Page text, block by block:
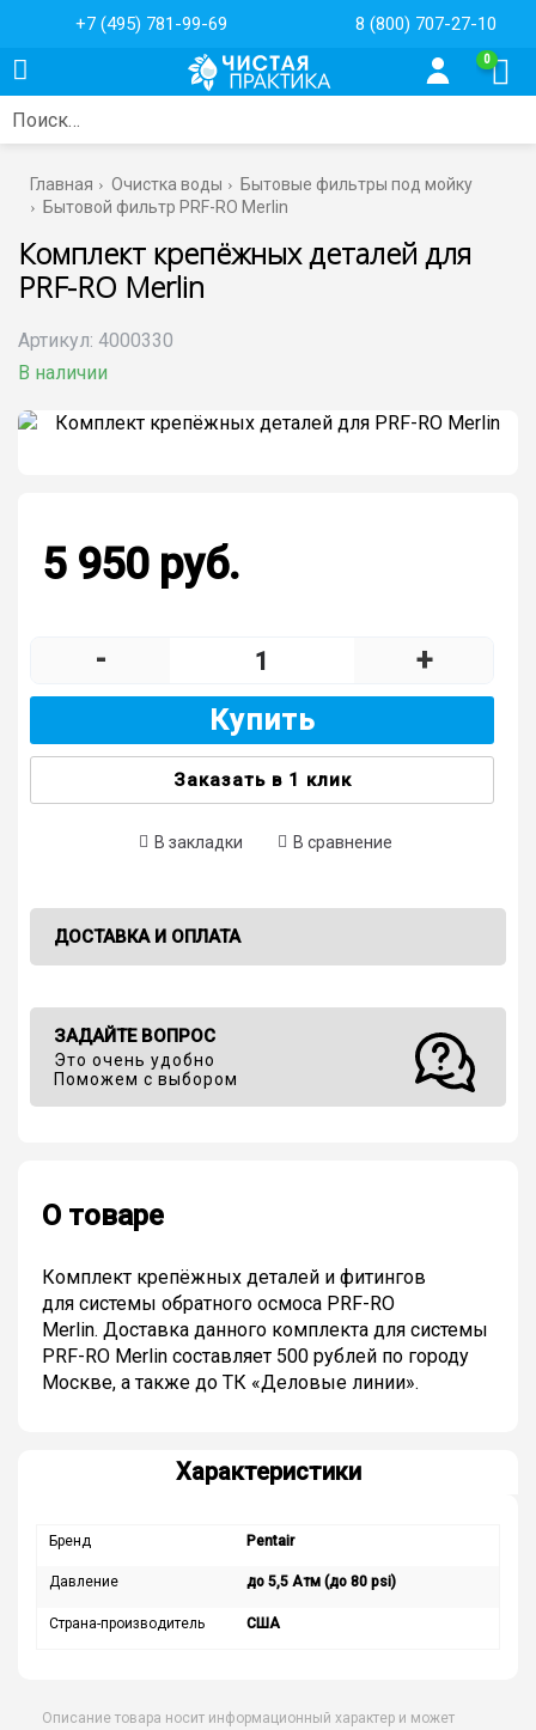
+7 (495) 781-99-69 8 (800) 707-27-10
0
Поиск…
Главная Очистка воды
Бытовые фильтры под мойку
Бытовой фильтр PRF-RO Merlin
Комплект крепёжных деталей для
PRF-RO Merlin
Артикул: 4000330
В наличии
5 950 руб.
- +
Купить
Заказать в 1 клик
В закладки В сравнение
ДОСТАВКА И ОПЛАТА
ЗАДАЙТЕ ВОПРОС
Это очень удобно
Поможем с выбором
О товаре
Комплект крепёжных деталей и фитингов
для системы обратного осмоса PRF-RO
Merlin. Доставка данного комплекта для системы
PRF-RO Merlin составляет 500 рублей по городу
Москве, а также до ТК «Деловые линии».
Характеристики
Бренд Pentair
Давление до 5,5 Атм (до 80 psi)
Страна-производитель США
Описание товара носит информационный характер и может